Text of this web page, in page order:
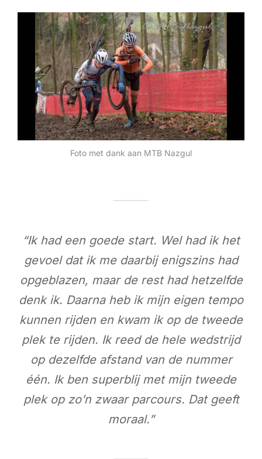
Foto met dank aan MTB Nazgul
“Ik had een goede start. Wel had ik het
gevoel dat ik me daarbij enigszins had
opgeblazen, maar de rest had hetzelfde
denk ik. Daarna heb ik mijn eigen tempo
kunnen rijden en kwam ik op de tweede
plek te rijden. Ik reed de hele wedstrijd
op dezelfde afstand van de nummer
één. Ik ben superblij met mijn tweede
plek op zo’n zwaar parcours. Dat geeft
moraal.”